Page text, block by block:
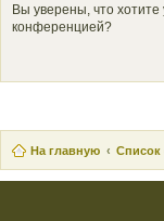
Вы уверены, что
конференцией?
На главную